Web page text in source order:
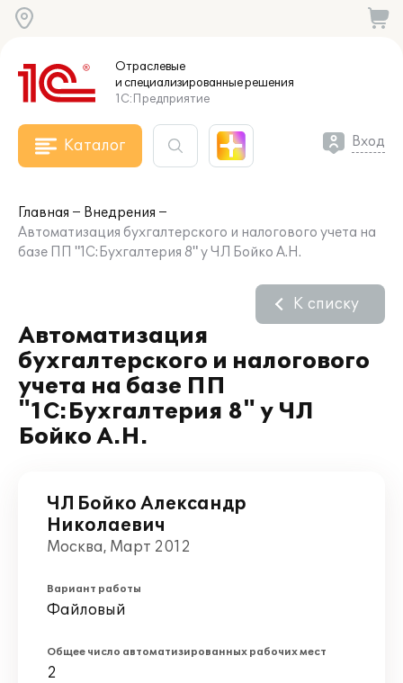
Отраслевые
и специализированныерешения
1С:Предприятие
Каталог Вход
Главная
Внедрения
Автоматизация бухгалтерского и налогового учета на
базе ПП "1С:Бухгалтерия 8" у ЧЛ Бойко А.Н.
Автоматизация
бухгалтерского и налогового
учета на базе ПП
"1С:Бухгалтерия 8" у ЧЛ
Бойко А.Н.
К списку
ЧЛ Бойко Александр
Николаевич
Москва, Март 2012
Вариант работы
Файловый
Общее число автоматизированных рабочих мест
2